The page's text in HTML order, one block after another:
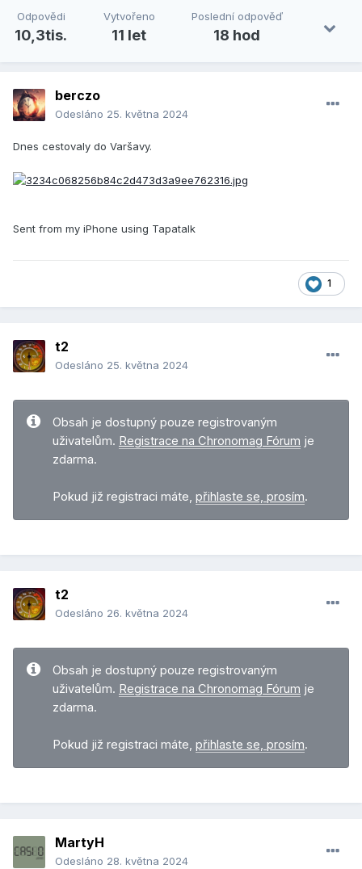
Odpovědi
10,3tis.
Vytvořeno
11 let
Poslední odpověď
18 hod
berczo
Odesláno 25. května 2024
Dnes cestovaly do Varšavy.
Sent from my iPhone using Tapatalk
1
t2
Odesláno 25. května 2024
Obsah je dostupný pouze registrovaným
uživatelům. Registrace na Chronomag Fórum je
zdarma.
Pokud již registraci máte, přihlaste se, prosím.
t2
Odesláno 26. května 2024
Obsah je dostupný pouze registrovaným
uživatelům. Registrace na Chronomag Fórum je
zdarma.
Pokud již registraci máte, přihlaste se, prosím.
MartyH
Odesláno 28. května 2024